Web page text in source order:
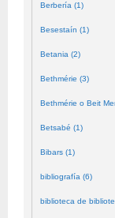
Berbería (1)
Besestaín (1)
Betania (2)
Bethmérie (3)
Bethmérie o Beit
Betsabé (1)
Bibars (1)
bibliografía (6)
biblioteca de